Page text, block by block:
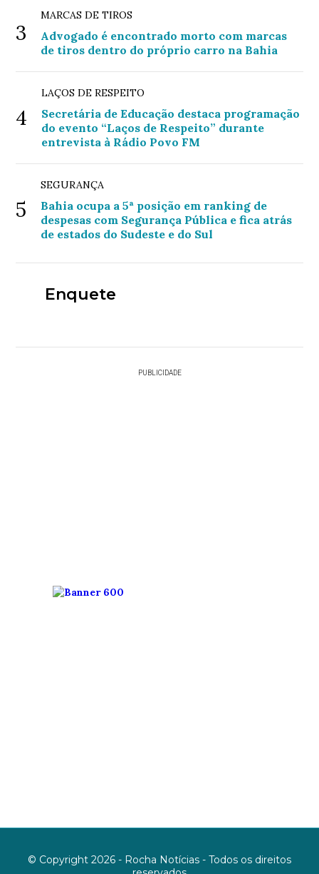
3
MARCAS DE TIROS
Advogado é encontrado morto com marcas
de tiros dentro do próprio carro na Bahia
4
LAÇOS DE RESPEITO
Secretária de Educação destaca programação
do evento “Laços de Respeito” durante
entrevista à Rádio Povo FM
5
SEGURANÇA
Bahia ocupa a 5ª posição em ranking de
despesas com Segurança Pública e fica atrás
de estados do Sudeste e do Sul
Enquete
PUBLICIDADE
© Copyright 2026 - Rocha Notícias - Todos os direitos